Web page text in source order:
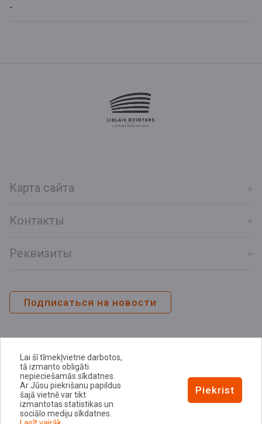
-
Карта сайта
Контакты
Реквизиты
Подписаться на новости
Политика конфиденциальности
Lai šī tīmekļvietne darbotos,
tā izmanto obligāti
nepieciešamās sīkdatnes.
Ar Jūsu piekrišanu papildus
šajā vietnē var tikt
izmantotas statistikas un
sociālo mediju sīkdatnes.
Piekrist